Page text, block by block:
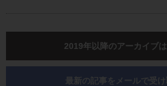
2019年以降のアーカイブ
最新の記事をメールで受